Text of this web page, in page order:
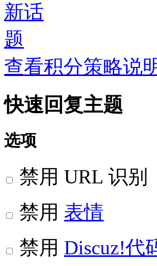
查看积分策略说
快速回复主题
选项
禁用 URL 识别
禁用 表情
禁用 Discuz!代